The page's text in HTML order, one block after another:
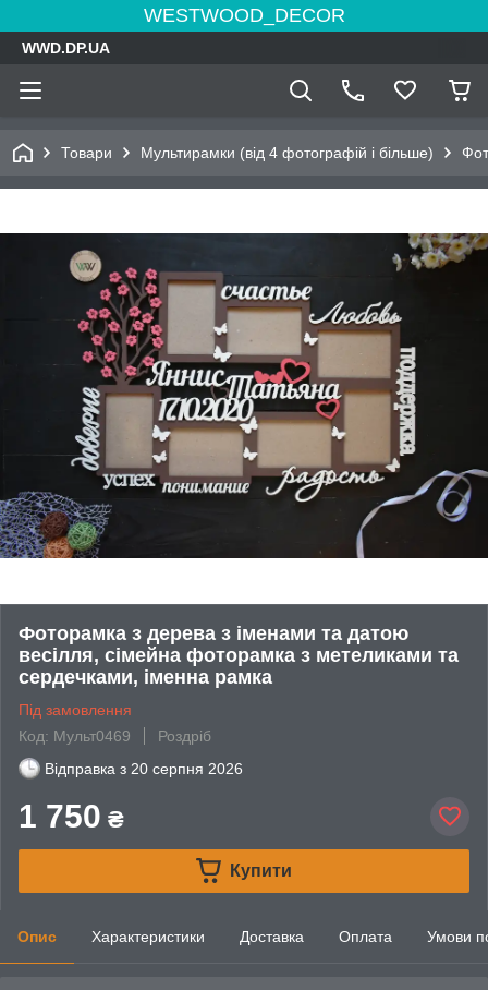
WESTWOOD_DECOR
WWD.DP.UA
Товари Мультирамки (від 4 фотографій і більше)
Фоторамка з дерева з іменами та датою
весілля, сімейна фоторамка з метеликами та
сердечками, іменна рамка
Під замовлення
Код: Мульт0469
Роздріб
Відправка з 20 серпня 2026
1 750 ₴
Купити
Опис Характеристики Доставка Оплата Умови